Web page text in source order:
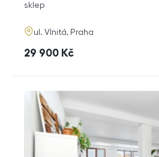
funkce
sklep
adresa
ul. Vlnitá, Praha
cena
29 900 Kč